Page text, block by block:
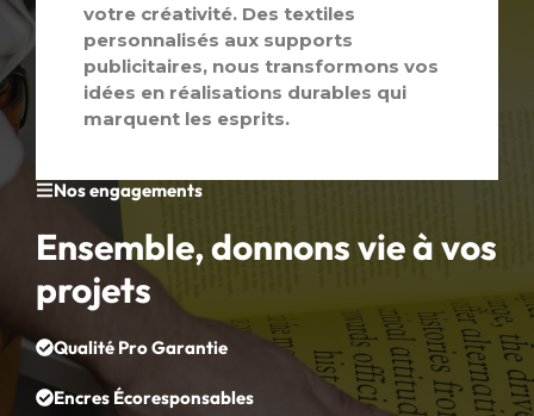
Nos engagements
Ensemble, donnons vie à vos
projets
Qualité Pro Garantie
Encres Écoresponsables
votre créativité. Des textiles
personnalisés aux supports
publicitaires, nous transformons vos
idées en réalisations durables qui
marquent les esprits.